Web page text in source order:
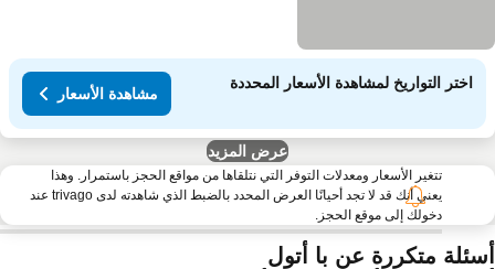
اختر التواريخ لمشاهدة الأسعار المحددة
مشاهدة الأسعار
عرض المزيد
تتغير الأسعار ومعدلات التوفر التي نتلقاها من مواقع الحجز باستمرار. وهذا
يعني أنك قد لا تجد أحيانًا العرض المحدد بالضبط الذي شاهدته لدى trivago عند
دخولك إلى موقع الحجز.
متكررة عن با أتول